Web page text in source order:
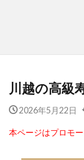
川越の高級
2026年5月22日
本ページはプロモ